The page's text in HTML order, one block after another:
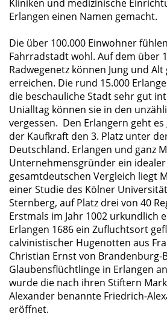
Kliniken und medizinische
Erlangen einen Namen gemacht.
Die über 100.000 Einwohner
Fahrradstadt wohl. Auf dem über
Radwegenetz können Jung und Alt
erreichen. Die rund 15.000
die beschauliche Stadt sehr gut
Unialltag können sie in den
vergessen. Den Erlangern geht es
der Kaufkraft den 3. Platz unter
Deutschland. Erlangen und ganz
Unternehmensgründer ein
gesamtdeutschen Vergleich liegt
einer Studie des Kölner
Sternberg, auf Platz drei von 40
Erstmals im Jahr 1002 urkundlich
Erlangen 1686 ein Zufluchtsort
calvinistischer Hugenotten aus
Christian Ernst von Brandenburg-
Glaubensflüchtlinge in Erlangen
wurde die nach ihren Stiftern
Alexander benannte Friedrich-
eröffnet.